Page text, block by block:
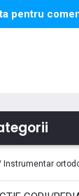
pentru
Instrumentar